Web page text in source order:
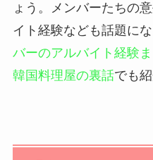
ょう。メンバーたちの
イト経験なども話題にな
バーのアルバイト経験
韓国料理屋の裏話でも